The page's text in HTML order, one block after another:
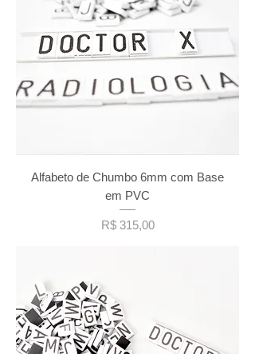
Alfabeto de Chumbo 6mm com Base
em PVC
Preço
R$ 315,00